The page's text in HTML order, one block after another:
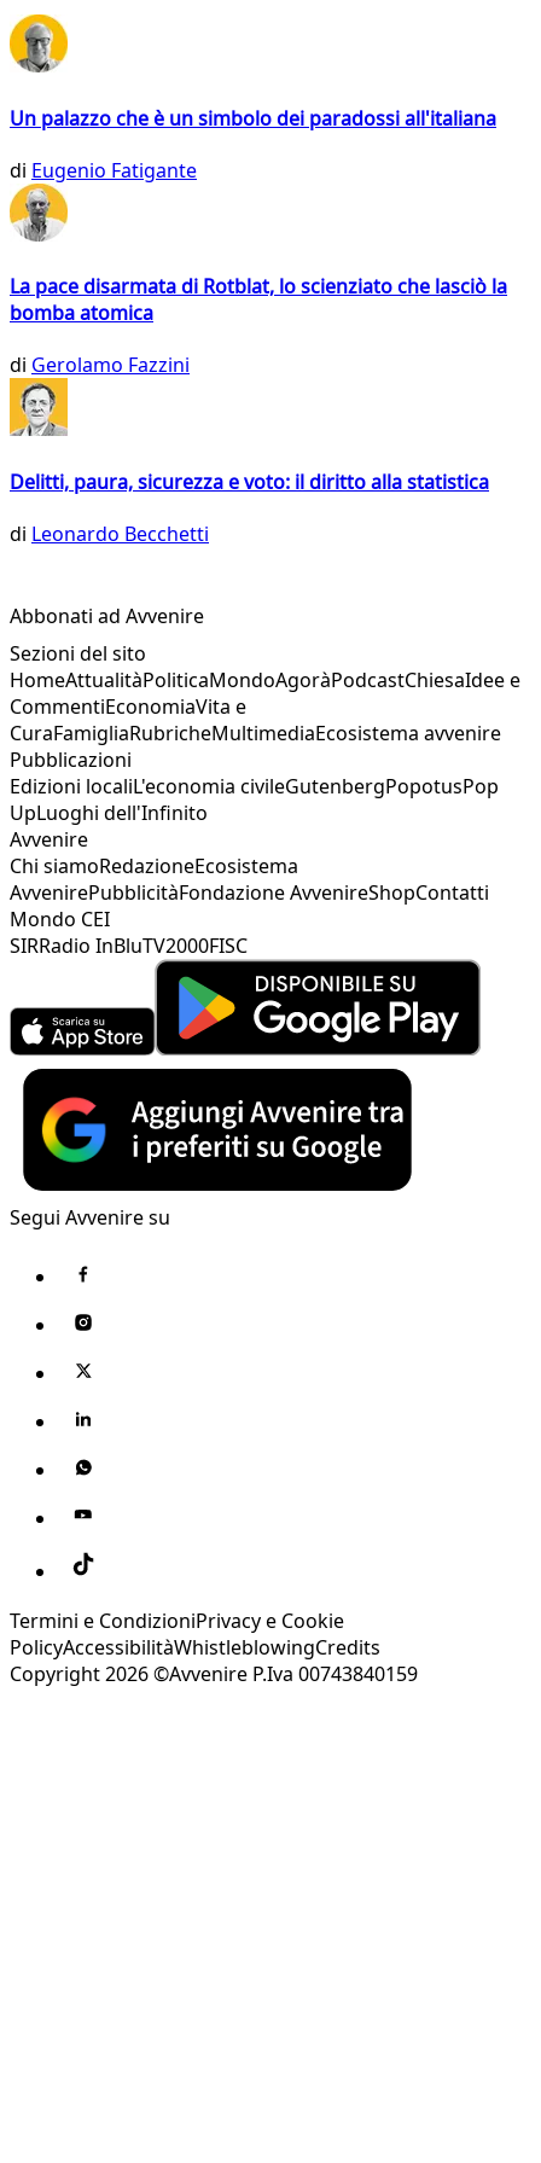
Un palazzo che è un simbolo dei paradossi all'italiana
di Eugenio Fatigante
La pace disarmata di Rotblat, lo scienziato che lasciò la
bomba atomica
di Gerolamo Fazzini
Delitti, paura, sicurezza e voto: il diritto alla statistica
di Leonardo Becchetti
Abbonati ad Avvenire
Sezioni del sito
HomeAttualitàPoliticaMondoAgoràPodcastChiesaIdee e
CommentiEconomiaVita e
CuraFamigliaRubricheMultimediaEcosistema avvenire
Pubblicazioni
Edizioni localiL'economia civileGutenbergPopotusPop
UpLuoghi dell'Infinito
Avvenire
Chi siamoRedazioneEcosistema
AvvenirePubblicitàFondazione AvvenireShopContatti
Mondo CEI
SIRRadio InBluTV2000FISC
Segui Avvenire su
Termini e CondizioniPrivacy e Cookie
PolicyAccessibilitàWhistleblowingCredits
Copyright 2026 ©Avvenire P.Iva 00743840159